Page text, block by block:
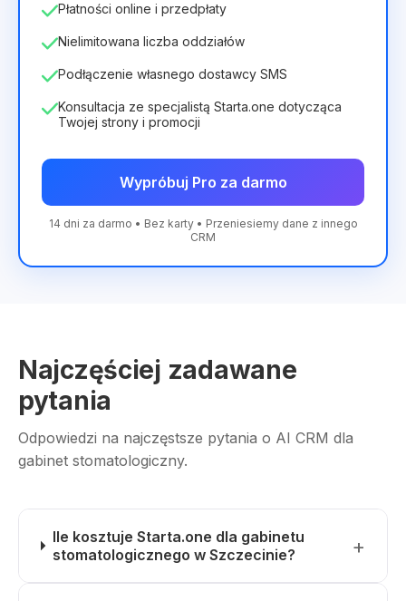
Płatności online i przedpłaty
Nielimitowana liczba oddziałów
Podłączenie własnego dostawcy SMS
Konsultacja ze specjalistą Starta.one dotycząca
Twojej strony i promocji
Wypróbuj Pro za darmo
14 dni za darmo • Bez karty • Przeniesiemy dane z innego
CRM
Najczęściej zadawane
pytania
Odpowiedzi na najczęstsze pytania o AI CRM dla
gabinet stomatologiczny.
Ile kosztuje Starta.one dla gabinetu
stomatologicznego w Szczecinie?